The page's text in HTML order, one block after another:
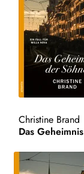
Christine Brand
Das